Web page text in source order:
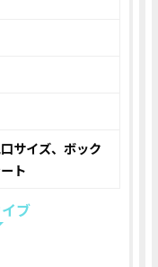
サイズ、ボック
ト
ブ